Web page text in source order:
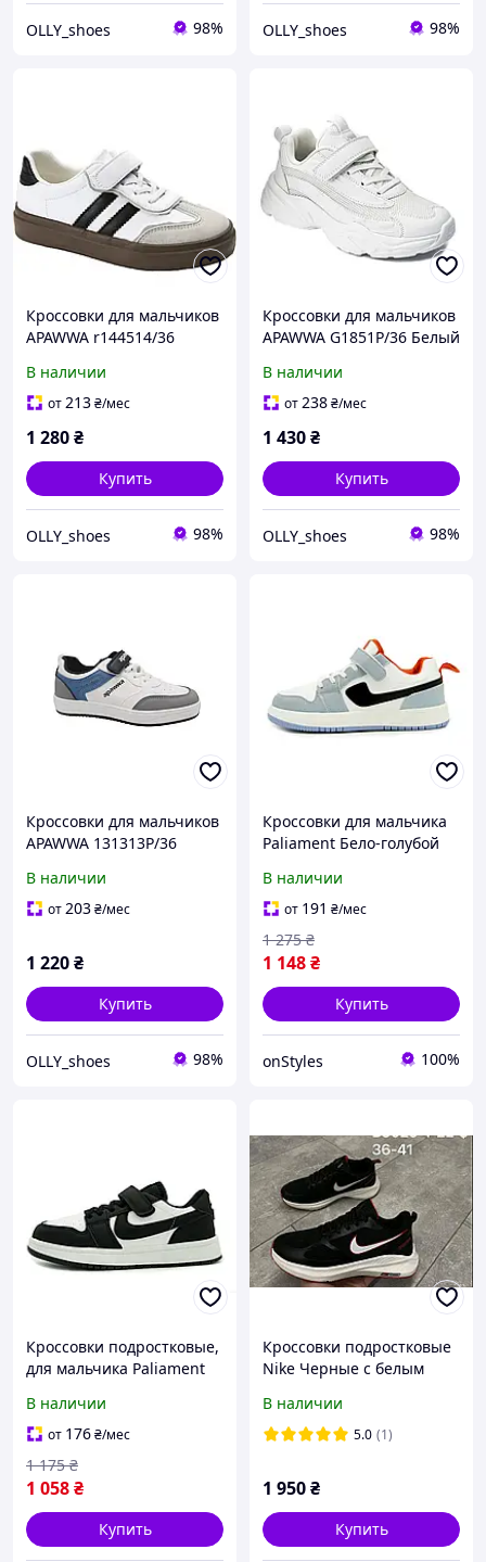
OLLY_shoes 98% OLLY_shoes 98%
Кроссовки для мальчиков
APAWWA r144514/36
В наличии
от213₴/мес
1 280₴
Купить
OLLY_shoes 98%
Кроссовки для мальчиков
APAWWA G1851P/36 Белый
В наличии
от238₴/мес
1 430₴
Купить
OLLY_shoes 98%
Кроссовки для мальчиков
APAWWA 131313P/36
В наличии
от203₴/мес
1 220₴
Купить
OLLY_shoes 98%
Кроссовки для мальчика
Paliament Бело-голубой
см))
В наличии
от 191 ₴/мес
1 148₴
1 275 ₴
Купить
onStyles 100%
Кроссовки подростковые,
для мальчика Paliament
white-black (36 (22 см))
В наличии
от 176₴/мес
1 058₴
1 175 ₴
Купить
Кроссовки подростковые
Nike Черные с белым
на мальчика Спортивные
мужские кроссовки
В наличии
5.0 (1)
1 950₴
Купить